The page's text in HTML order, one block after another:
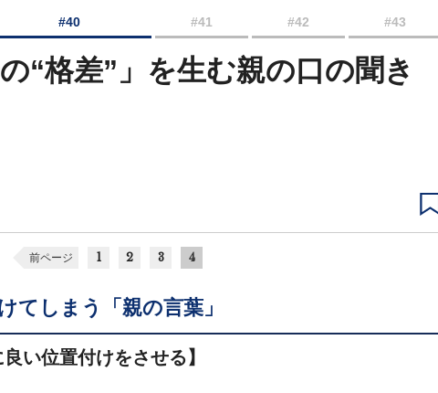
#40 #41 #42 #43
“格差”」を生む親の口の聞き
前ページ 1 2 3 4
てしまう「親の言葉」
い位置付けをさせる】